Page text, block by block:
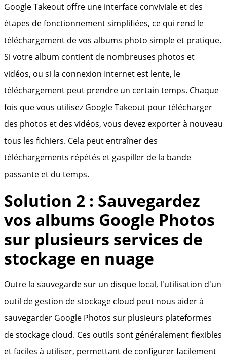
Google Takeout offre une interface conviviale et des
étapes de fonctionnement simplifiées, ce qui rend le
téléchargement de vos albums photo simple et pratique.
Si votre album contient de nombreuses photos et
vidéos, ou si la connexion Internet est lente, le
téléchargement peut prendre un certain temps. Chaque
fois que vous utilisez Google Takeout pour télécharger
des photos et des vidéos, vous devez exporter à nouveau
tous les fichiers. Cela peut entraîner des
téléchargements répétés et gaspiller de la bande
passante et du temps.
Solution 2 : Sauvegardez
vos albums Google Photos
sur plusieurs services de
stockage en nuage
Outre la sauvegarde sur un disque local, l'utilisation d'un
outil de gestion de stockage cloud peut nous aider à
sauvegarder Google Photos sur plusieurs plateformes
de stockage cloud. Ces outils sont généralement flexibles
et faciles à utiliser, permettant de configurer facilement